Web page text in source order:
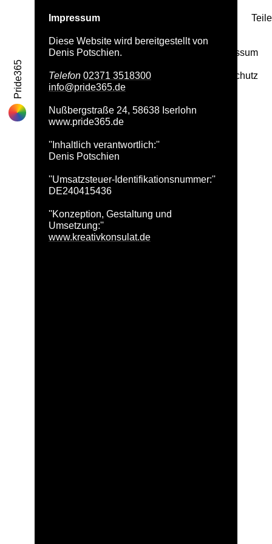
Pride365
Impressum
Diese Website wird bereitgestellt von
Denis Potschien.
Telefon 02371 3518300
info@pride365.de
Nußbergstraße 24, 58638 Iserlohn
www.pride365.de
''Inhaltlich verantwortlich:''
Denis Potschien
''Umsatzsteuer-Identifikationsnummer:''
DE240415436
''Konzeption, Gestaltung und
Umsetzung:''
www.kreativkonsulat.de
Impressum
Datenschutz